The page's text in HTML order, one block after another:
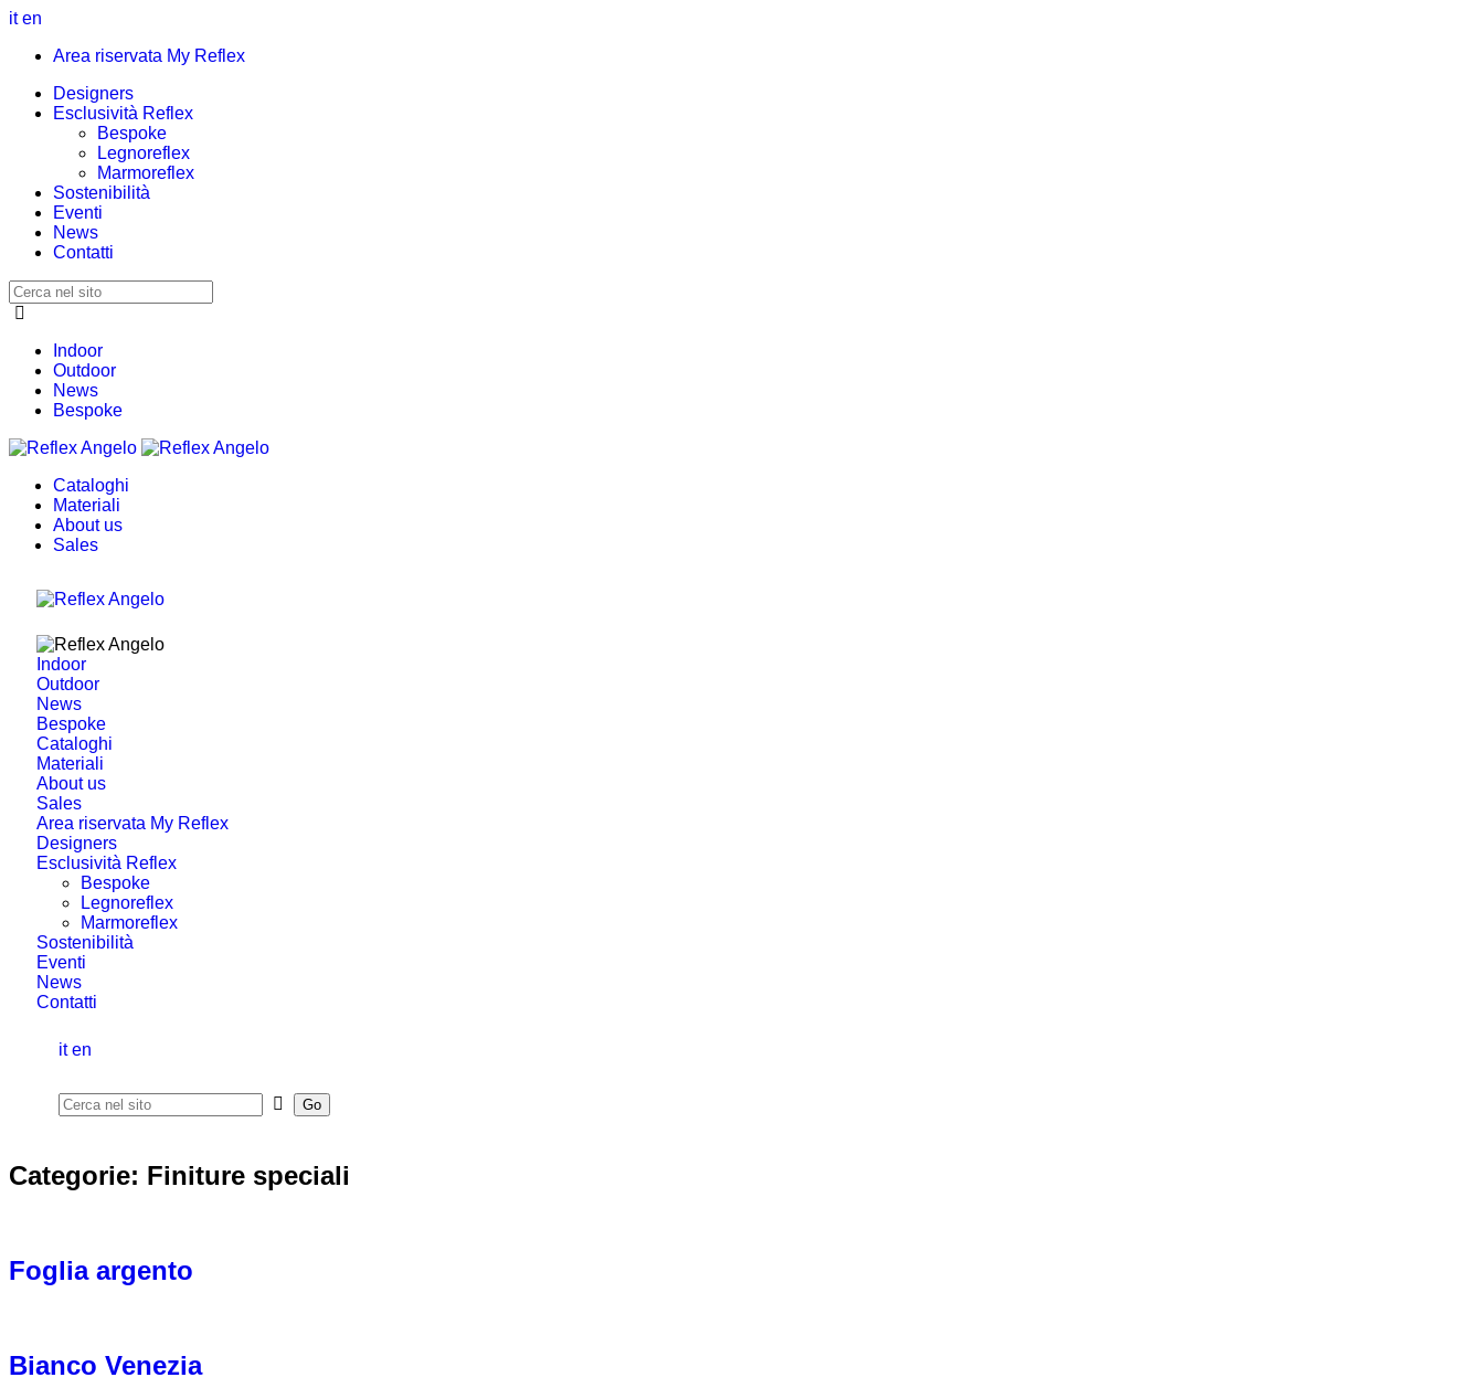
it en
Area riservata My Reflex
Designers
Esclusività Reflex
Bespoke
Legnoreflex
Marmoreflex
Sostenibilità
Eventi
News
Contatti
Indoor
Outdoor
News
Bespoke
Cataloghi
Materiali
About us
Sales
Indoor
Outdoor
News
Bespoke
Cataloghi
Materiali
About us
Sales
Area riservata My Reflex
Designers
Esclusività Reflex
Bespoke
Legnoreflex
Marmoreflex
Sostenibilità
Eventi
News
Contatti
it en
Categorie: Finiture speciali
Foglia argento
Bianco Venezia